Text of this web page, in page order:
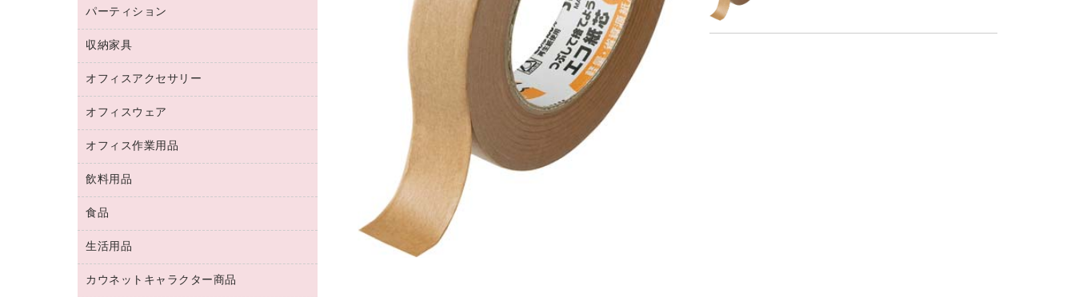
コピー用紙
ネットワーク／ＬＡＮアクセサリー
セキュリティ用品
ＵＳＢハブ／ＵＳＢアクセサリー
ＯＡフィルター
ＯＡクリーナー／エアダスター
ＨＤＤ／ＳＳＤ
ディスプレイモニター
デジタルカメラ
スキャナー
コピー機
メディア収納用品
オフィスチェア
ミーティングテーブル
デスク
カウンター
パーティション
ホワイトボード・黒板
収納家具
保管庫・書庫
ロッカー・下駄箱
その他収納
オフィスアクセサリー
オフィスアクセサリー
オフィスウェア
医療・介護・ワーキングウェア
ブラウス・シャツ
アウター
オフィス作業用品
養生用品
防災用備蓄食品・飲料
台車・脚立
倉庫収納用品
飲料用品
緑茶飲料
茶葉・インスタント
紅茶・バラエティ飲料
レギュラーコーヒー
食品
食品
生活用品
浴室用品
カウネットキャラクター商品